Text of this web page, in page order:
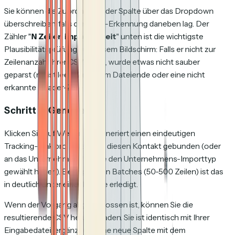
Sie können die Zuordnung jeder Spalte über das Dropdown
überschreiben, falls die Auto-Erkennung daneben lag. Der
Zähler "N Zeilen importbereit" unten ist die wichtigste
Plausibilitätsprüfung auf diesem Bildschirm: Falls er nicht zur
Zeilenanzahl Ihrer CSV passt, wurde etwas nicht sauber
geparst (meist leere Zeilen am Dateiende oder eine nicht
erkannte Header-Zeile).
Schritt 4: Generieren
Klicken Sie auf Weiter. HD generiert einen eindeutigen
Tracking-Link pro Zeile, 1:1 an diesen Kontakt gebunden (oder
an das Unternehmen, falls Sie den Unternehmens-Importtyp
gewählt haben). Bei typischen Batches (50-500 Zeilen) ist das
in deutlich unter einer Minute erledigt.
Wenn der Vorgang abgeschlossen ist, können Sie die
resultierende CSV herunterladen. Sie ist identisch mit Ihrer
Eingabedatei, ergänzt um eine neue Spalte mit dem